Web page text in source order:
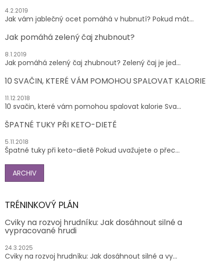
4.2.2019
Jak vám jablečný ocet pomáhá v hubnutí? Pokud mát...
Jak pomáhá zelený čaj zhubnout?
8.1.2019
Jak pomáhá zelený čaj zhubnout? Zelený čaj je jed...
10 SVAČIN, KTERÉ VÁM POMOHOU SPALOVAT KALORIE
11.12.2018
10 svačin, které vám pomohou spalovat kalorie Sva...
ŠPATNÉ TUKY PŘI KETO-DIETĚ
5.11.2018
Špatné tuky při keto-dietě Pokud uvažujete o přec...
ARCHIV
TRÉNINKOVÝ PLÁN
Cviky na rozvoj hrudníku: Jak dosáhnout silné a
vypracované hrudi
24.3.2025
Cviky na rozvoj hrudníku: Jak dosáhnout silné a vy...